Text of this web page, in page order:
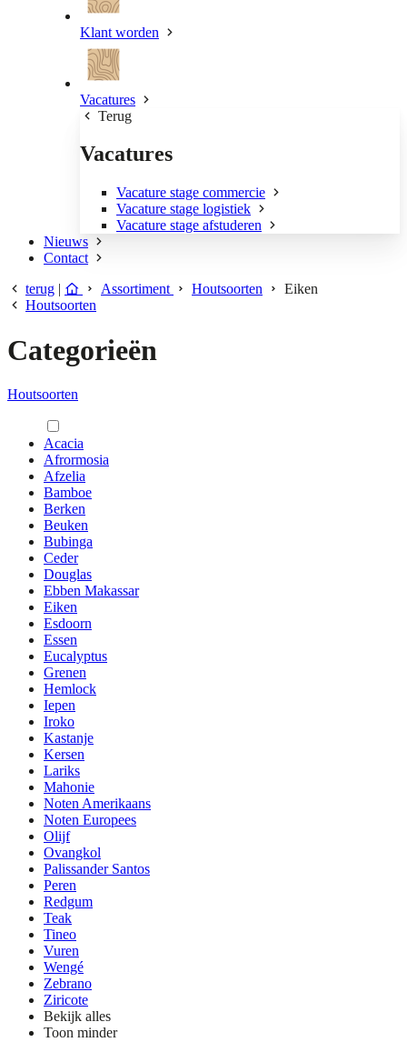
Klant worden
Vacatures
Terug
Vacatures
Vacature stage commercie
Vacature stage logistiek
Vacature stage afstuderen
Nieuws
Contact
terug | Assortiment Houtsoorten
Eiken
Houtsoorten
Categorieën
Houtsoorten
Acacia
Afrormosia
Afzelia
Bamboe
Berken
Beuken
Bubinga
Ceder
Douglas
Ebben Makassar
Eiken
Esdoorn
Essen
Eucalyptus
Grenen
Hemlock
Iepen
Iroko
Kastanje
Kersen
Lariks
Mahonie
Noten Amerikaans
Noten Europees
Olijf
Ovangkol
Palissander Santos
Peren
Redgum
Teak
Tineo
Vuren
Wengé
Zebrano
Ziricote
Bekijk alles
Toon minder